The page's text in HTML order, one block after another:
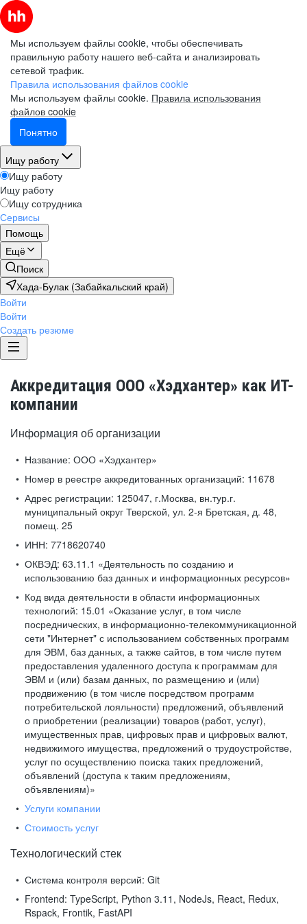
Мы используем файлы cookie, чтобы обеспечивать
правильную работу нашего веб-сайта и анализировать
сетевой трафик.
Правила использования файлов cookie
Мы используем файлы cookie. Правила использования
файлов cookie
Понятно
Ищу работу
Ищу работу
Ищу работу
Ищу сотрудника
Сервисы
Помощь
Ещё
Поиск
Хада-Булак (Забайкальский край)
Войти
Войти
Создать резюме
Аккредитация ООО «Хэдхантер» как ИТ-
компании
Информация об организации
Название: ООО «Хэдхантер»
Номер в реестре аккредитованных организаций: 11678
Адрес регистрации: 125047, г.Москва, вн.тур.г.
муниципальный округ Тверской, ул. 2-я Бретская, д. 48,
помещ. 25
ИНН: 7718620740
ОКВЭД: 63.11.1 «Деятельность по созданию и
использованию баз данных и информационных ресурсов»
Код вида деятельности в области информационных
технологий: 15.01 «Оказание услуг, в том числе
посреднических, в информационно-телекоммуникационной
сети "Интернет" с использованием собственных программ
для ЭВМ, баз данных, а также сайтов, в том числе путем
предоставления удаленного доступа к программам для
ЭВМ и (или) базам данных, по размещению и (или)
продвижению (в том числе посредством программ
потребительской лояльности) предложений, объявлений
о приобретении (реализации) товаров (работ, услуг),
имущественных прав, цифровых прав и цифровых валют,
недвижимого имущества, предложений о трудоустройстве,
услуг по осуществлению поиска таких предложений,
объявлений (доступа к таким предложениям,
объявлениям)»
Услуги компании
Стоимость услуг
Технологический стек
Система контроля версий: Git
Frontend: TypeScript, Python 3.11, NodeJs, React, Redux,
Rspack, Frontik, FastAPI